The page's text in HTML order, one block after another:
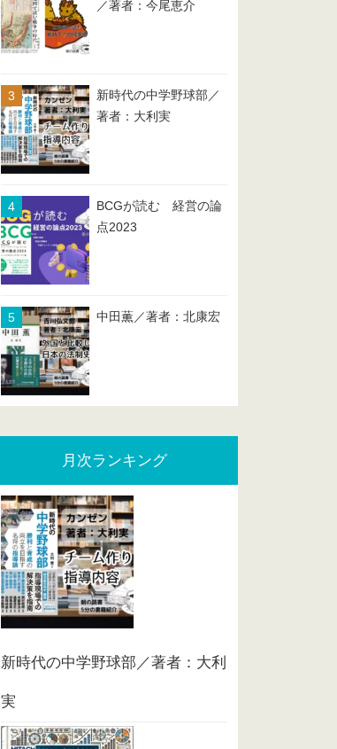
／著者：今尾恵介
新時代の中学野球部／
著者：大利実
BCGが読む 経営の論
点2023
中田薫／著者：北康宏
月次ランキング
新時代の中学野球部／著者：大利
実